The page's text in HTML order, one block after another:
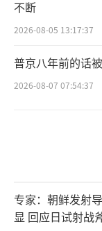
不断
2026-08-05 13:17:37
普京八年前的话
2026-08-07 07:54:37
专家：朝鲜发射
显 回应日试射战